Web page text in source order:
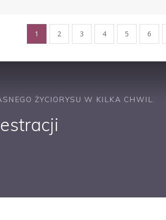
1 2 3 4 5 6
ŻYCIORYSU W KILKA CHWIL.